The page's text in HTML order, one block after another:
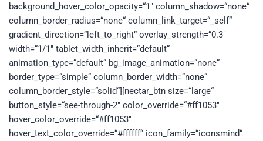
background_hover_color_opacity=“1″ column_shadow=“none“
column_border_radius=“none“ column_link_target=“_self“
gradient_direction=“left_to_right“ overlay_strength=“0.3″
width=“1/1″ tablet_width_inherit=“default“
animation_type=“default“ bg_image_animation=“none“
border_type=“simple“ column_border_width=“none“
column_border_style=“solid“][nectar_btn size=“large“
button_style=“see-through-2″ color_override=“#ff1053″
hover_color_override=“#ff1053″
hover_text_color_override=“#ffffff“ icon_family=“iconsmind“